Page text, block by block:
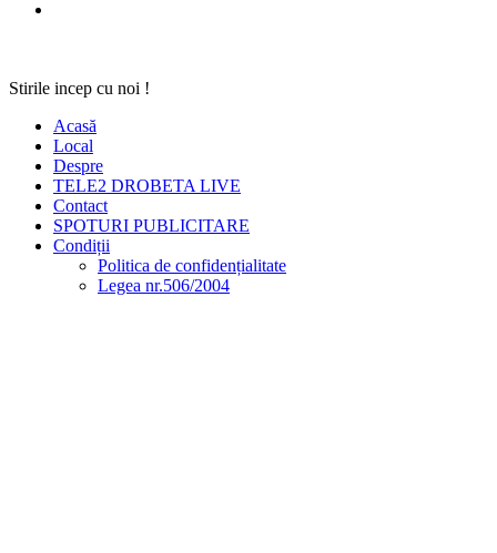
Stirile incep cu noi !
Acasă
Local
Despre
TELE2 DROBETA LIVE
Contact
SPOTURI PUBLICITARE
Condiții
Politica de confidențialitate
Legea nr.506/2004